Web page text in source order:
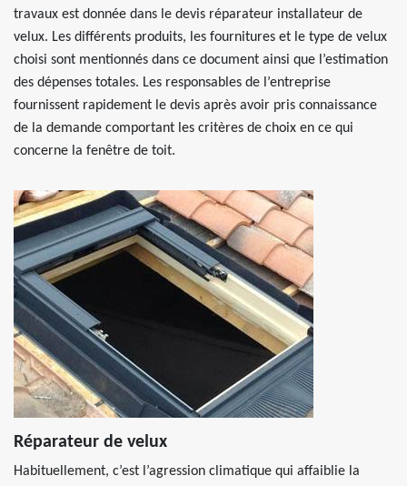
travaux est donnée dans le devis réparateur installateur de
velux. Les différents produits, les fournitures et le type de velux
choisi sont mentionnés dans ce document ainsi que l’estimation
des dépenses totales. Les responsables de l’entreprise
fournissent rapidement le devis après avoir pris connaissance
de la demande comportant les critères de choix en ce qui
concerne la fenêtre de toit.
Réparateur de velux
Habituellement, c’est l’agression climatique qui affaiblie la